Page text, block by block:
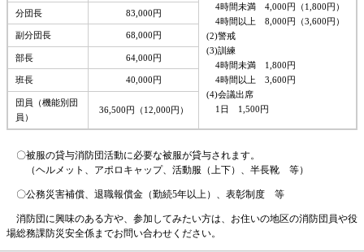
​ 4時間未満 4,000円（1,800円）
4時間以上 8,000円（3,600円）
(2)警戒
(3)訓練
4時間未満 1,800円
4時間以上 3,600円
(4)会議出席
1日 1,500円
分団長 83,000円
副分団長 68,000円
部長 64,000円
班長 40,000円
団員（機能別団
員）
36,500円（12,000円）
〇被服の貸与消防団活動に必要な被服が貸与されます。
（ヘルメット、アポロキャップ、活動服（上下）、半長靴 等）
〇公務災害補償、退職報償金（勤続5年以上）、表彰制度 等
消防団に興味のある方や、参加してみたい方は、お住いの地区の消防団員や役
場総務課防災安全係までお問い合わせください。